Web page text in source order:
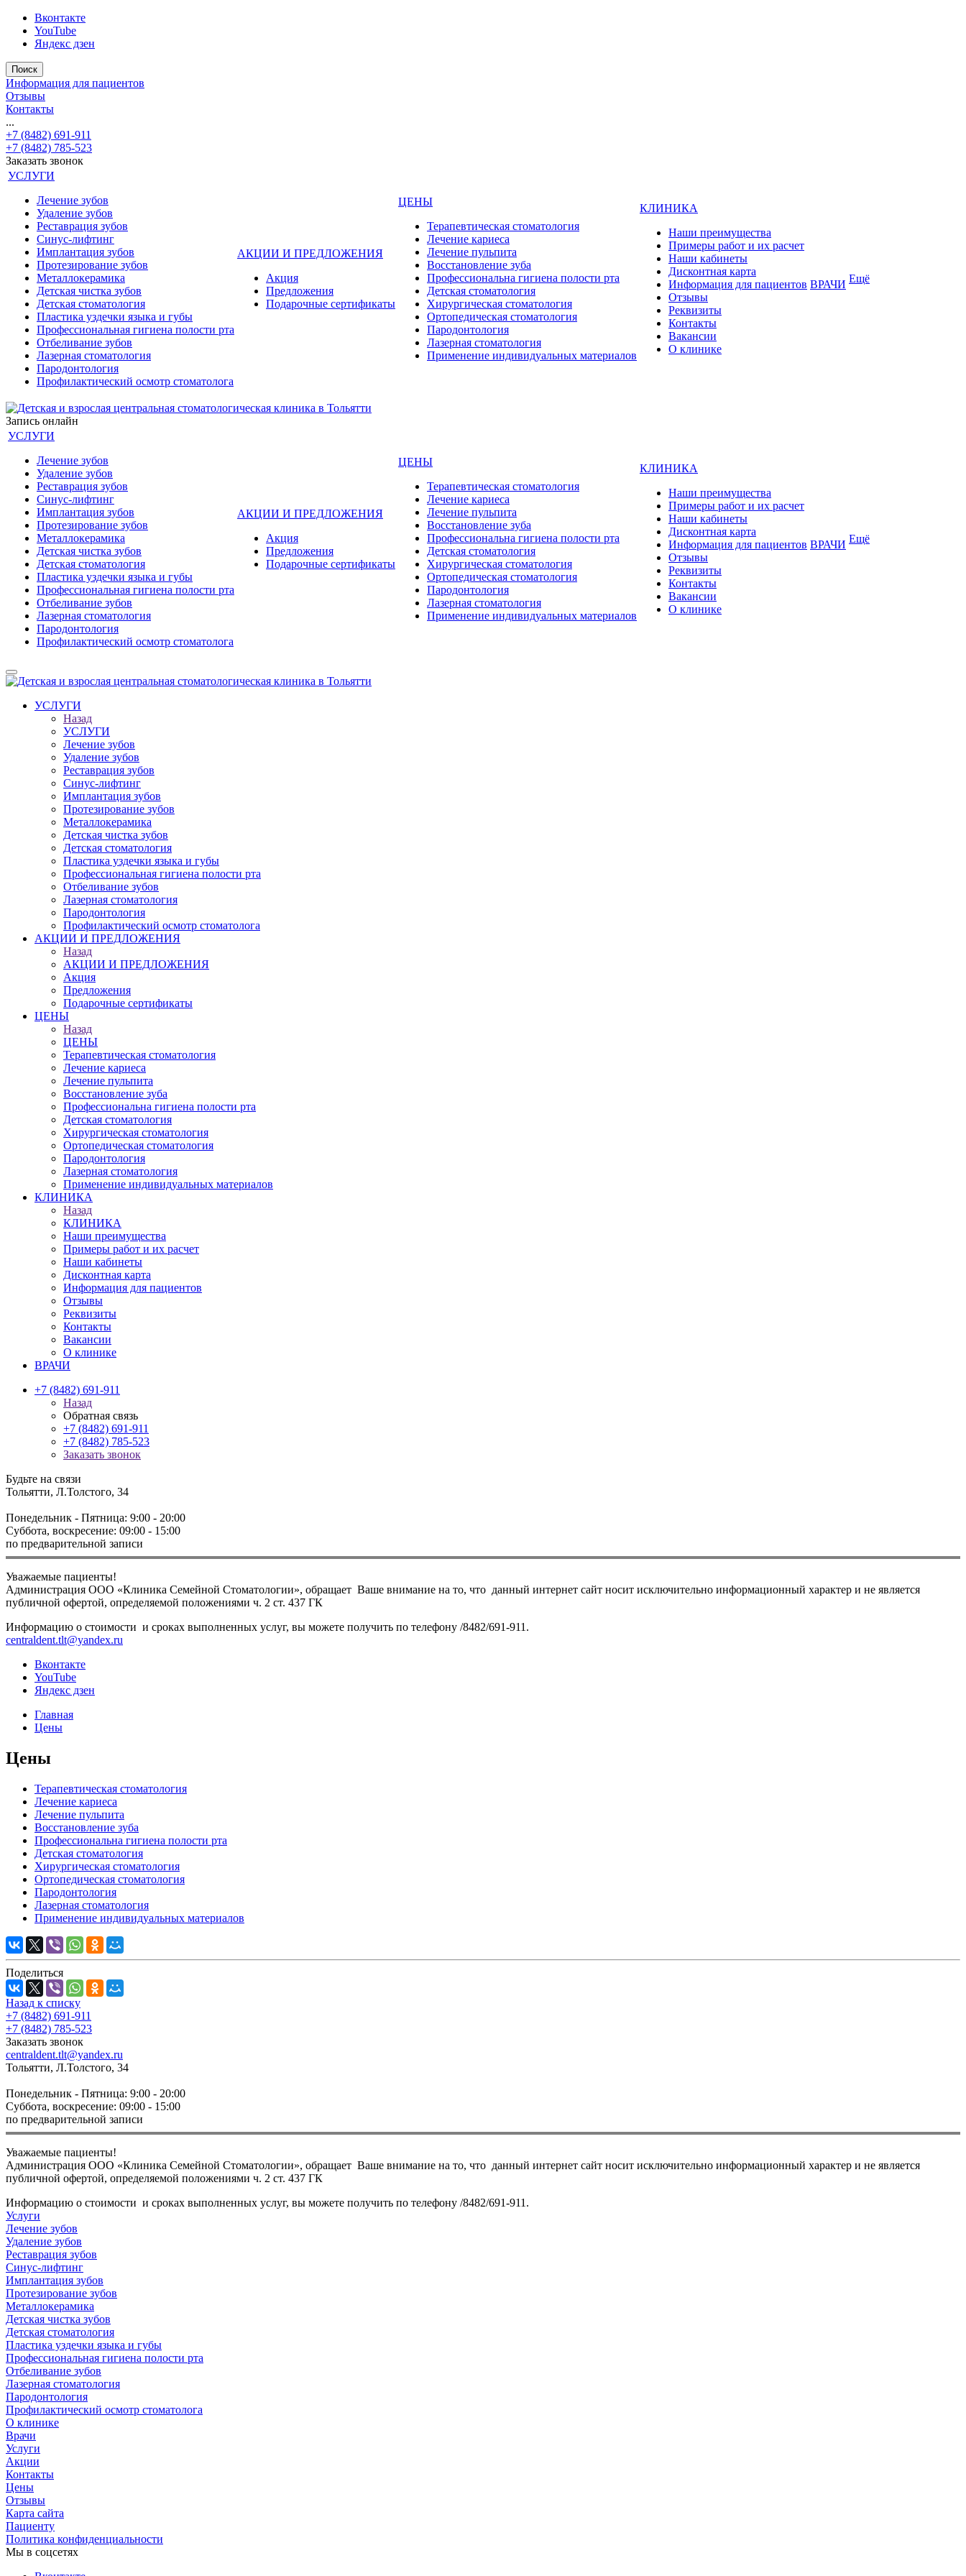
Вконтакте
YouTube
Яндекс дзен
Поиск
Информация для пациентов
Отзывы
Контакты
...
+7 (8482) 691-911
+7 (8482) 785-523
Заказать звонок
УСЛУГИ
Лечение зубов
Удаление зубов
Реставрация зубов
Синус-лифтинг
Имплантация зубов
Протезирование зубов
Металлокерамика
Детская чистка зубов
Детская стоматология
Пластика уздечки языка и губы
Профессиональная гигиена полости рта
Отбеливание зубов
Лазерная стоматология
Пародонтология
Профилактический осмотр стоматолога
АКЦИИ И ПРЕДЛОЖЕНИЯ
Акция
Предложения
Подарочные сертификаты
ЦЕНЫ
Терапевтическая стоматология
Лечение кариеса
Лечение пульпита
Восстановление зуба
Профессиональна гигиена полости рта
Детская стоматология
Хирургическая стоматология
Ортопедическая стоматология
Пародонтология
Лазерная стоматология
Применение индивидуальных материалов
КЛИНИКА
Наши преимущества
Примеры работ и их расчет
Наши кабинеты
Дисконтная карта
Информация для пациентов
Отзывы
Реквизиты
Контакты
Вакансии
О клинике
ВРАЧИ Ещё
Запись онлайн
УСЛУГИ
Лечение зубов
Удаление зубов
Реставрация зубов
Синус-лифтинг
Имплантация зубов
Протезирование зубов
Металлокерамика
Детская чистка зубов
Детская стоматология
Пластика уздечки языка и губы
Профессиональная гигиена полости рта
Отбеливание зубов
Лазерная стоматология
Пародонтология
Профилактический осмотр стоматолога
АКЦИИ И ПРЕДЛОЖЕНИЯ
Акция
Предложения
Подарочные сертификаты
ЦЕНЫ
Терапевтическая стоматология
Лечение кариеса
Лечение пульпита
Восстановление зуба
Профессиональна гигиена полости рта
Детская стоматология
Хирургическая стоматология
Ортопедическая стоматология
Пародонтология
Лазерная стоматология
Применение индивидуальных материалов
КЛИНИКА
Наши преимущества
Примеры работ и их расчет
Наши кабинеты
Дисконтная карта
Информация для пациентов
Отзывы
Реквизиты
Контакты
Вакансии
О клинике
ВРАЧИ Ещё
УСЛУГИ
Назад
УСЛУГИ
Лечение зубов
Удаление зубов
Реставрация зубов
Синус-лифтинг
Имплантация зубов
Протезирование зубов
Металлокерамика
Детская чистка зубов
Детская стоматология
Пластика уздечки языка и губы
Профессиональная гигиена полости рта
Отбеливание зубов
Лазерная стоматология
Пародонтология
Профилактический осмотр стоматолога
АКЦИИ И ПРЕДЛОЖЕНИЯ
Назад
АКЦИИ И ПРЕДЛОЖЕНИЯ
Акция
Предложения
Подарочные сертификаты
ЦЕНЫ
Назад
ЦЕНЫ
Терапевтическая стоматология
Лечение кариеса
Лечение пульпита
Восстановление зуба
Профессиональна гигиена полости рта
Детская стоматология
Хирургическая стоматология
Ортопедическая стоматология
Пародонтология
Лазерная стоматология
Применение индивидуальных материалов
КЛИНИКА
Назад
КЛИНИКА
Наши преимущества
Примеры работ и их расчет
Наши кабинеты
Дисконтная карта
Информация для пациентов
Отзывы
Реквизиты
Контакты
Вакансии
О клинике
ВРАЧИ
+7 (8482) 691-911
Назад
Обратная связь
+7 (8482) 691-911
+7 (8482) 785-523
Заказать звонок
Будьте на связи
Тольятти, Л.Толстого, 34
Понедельник - Пятница: 9:00 - 20:00
Суббота, воскресение: 09:00 - 15:00
по предварительной записи
Уважаемые пациенты!
Администрация ООО «Клиника Семейной Стоматологии», обращает Ваше внимание на то, что данный интернет сайт носит исключительно информационный характер и не является
публичной офертой, определяемой положениями ч. 2 ст. 437 ГК
Информацию о стоимости и сроках выполненных услуг, вы можете получить по телефону /8482/691-911.
centraldent.tlt@yandex.ru
Вконтакте
YouTube
Яндекс дзен
Главная
Цены
Цены
Терапевтическая стоматология
Лечение кариеса
Лечение пульпита
Восстановление зуба
Профессиональна гигиена полости рта
Детская стоматология
Хирургическая стоматология
Ортопедическая стоматология
Пародонтология
Лазерная стоматология
Применение индивидуальных материалов
Поделиться
Назад к списку
+7 (8482) 691-911
+7 (8482) 785-523
Заказать звонок
centraldent.tlt@yandex.ru
Тольятти, Л.Толстого, 34
Понедельник - Пятница: 9:00 - 20:00
Суббота, воскресение: 09:00 - 15:00
по предварительной записи
Уважаемые пациенты!
Администрация ООО «Клиника Семейной Стоматологии», обращает Ваше внимание на то, что данный интернет сайт носит исключительно информационный характер и не является
публичной офертой, определяемой положениями ч. 2 ст. 437 ГК
Информацию о стоимости и сроках выполненных услуг, вы можете получить по телефону /8482/691-911.
Услуги
Лечение зубов
Удаление зубов
Реставрация зубов
Синус-лифтинг
Имплантация зубов
Протезирование зубов
Металлокерамика
Детская чистка зубов
Детская стоматология
Пластика уздечки языка и губы
Профессиональная гигиена полости рта
Отбеливание зубов
Лазерная стоматология
Пародонтология
Профилактический осмотр стоматолога
О клинике
Врачи
Услуги
Акции
Контакты
Цены
Отзывы
Карта сайта
Пациенту
Политика конфиденциальности
Мы в соцсетях